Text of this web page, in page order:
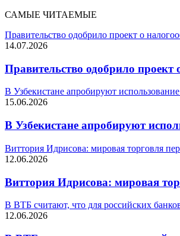
САМЫЕ ЧИТАЕМЫЕ
Правительство одобрило проект о
14.07.2026
Правительство одобрило
В Узбекистане апробируют
15.06.2026
В Узбекистане апробируют
Виттория Идрисова: мировая торговля
12.06.2026
Виттория Идрисова: мировая
В ВТБ считают, что для российских
12.06.2026